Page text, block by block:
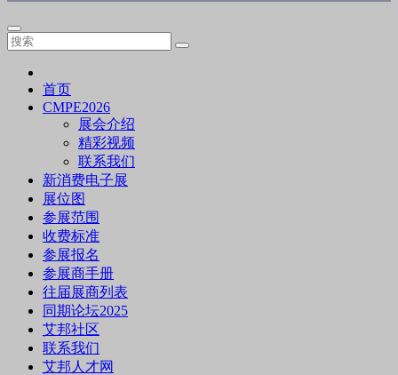
首页
CMPE2026
展会介绍
精彩视频
联系我们
新消费电子展
展位图
参展范围
收费标准
参展报名
参展商手册
往届展商列表
同期论坛2025
艾邦社区
联系我们
艾邦人才网